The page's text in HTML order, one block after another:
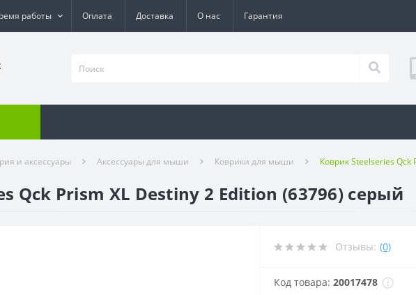
работы Оплата Доставка О нас Гарантия
и аксессуары Аксессуары для мыши Коврики для мыши Коврик Steelseries Qck
Qck Prism XL Destiny 2 Edition (63796) серый
Отзывы: (0)
Код товара: 20017478